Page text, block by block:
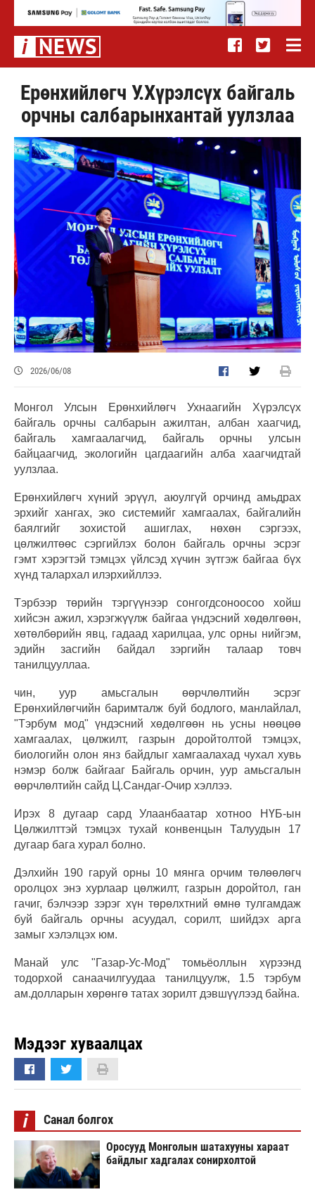
Ерөнхийлөгч У.Хүрэлсүх байгаль
орчны салбарынхантай уулзлаа
2026/06/08
Монгол Улсын Ерөнхийлөгч Ухнаагийн Хүрэлсүх
байгаль орчны салбарын ажилтан, албан хаагчид,
байгаль хамгаалагчид, байгаль орчны улсын
байцаагчид, экологийн цагдаагийн алба хаагчидтай
уулзлаа.
Ерөнхийлөгч хүний эрүүл, аюулгүй орчинд амьдрах
эрхийг хангах, эко системийг хамгаалах, байгалийн
баялгийг зохистой ашиглах, нөхөн сэргээх,
цөлжилтөөс сэргийлэх болон байгаль орчны эсрэг
гэмт хэрэгтэй тэмцэх үйлсэд хүчин зүтгэж байгаа бүх
хүнд талархал илэрхийллээ.
Тэрбээр төрийн тэргүүнээр сонгогдсоноосоо хойш
хийсэн ажил, хэрэгжүүлж байгаа үндэсний хөдөлгөөн,
хөтөлбөрийн явц, гадаад харилцаа, улс орны нийгэм,
эдийн засгийн байдал зэргийн талаар товч
танилцууллаа.
чин, уур амьсгалын өөрчлөлтийн эсрэг
Ерөнхийлөгчийн баримталж буй бодлого, манлайлал,
"Тэрбум мод" үндэсний хөдөлгөөн нь усны нөөцөө
хамгаалах, цөлжилт, газрын доройтолтой тэмцэх,
биологийн олон янз байдлыг хамгаалахад чухал хувь
нэмэр болж байгааг Байгаль орчин, уур амьсгалын
өөрчлөлтийн сайд Ц.Сандаг-Очир хэллээ.
Ирэх 8 дугаар сард Улаанбаатар хотноо НҮБ-ын
Цөлжилттэй тэмцэх тухай конвенцын Талуудын 17
дугаар бага хурал болно.
Дэлхийн 190 гаруй орны 10 мянга орчим төлөөлөгч
оролцох энэ хурлаар цөлжилт, газрын доройтол, ган
гачиг, бэлчээр зэрэг хүн төрөлхтний өмнө тулгамдаж
буй байгаль орчны асуудал, сорилт, шийдэх арга
замыг хэлэлцэх юм.
Манай улс "Газар-Ус-Мод" томьёоллын хүрээнд
тодорхой санаачилгуудаа танилцуулж, 1.5 тэрбум
ам.долларын хөрөнгө татах зорилт дэвшүүлээд байна.
Мэдээг хуваалцах
i Санал болгох
Оросууд Монголын шатахууны хараат
байдлыг хадгалах сонирхолтой